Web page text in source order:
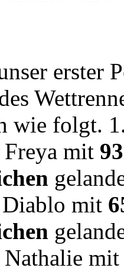
erster
wie folgt.
Freya mit
mit
Nathalie